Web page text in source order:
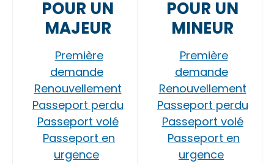
POUR UN
MAJEUR
Première
demande
Renouvellement
Passeport perdu
Passeport volé
Passeport en
urgence
POUR UN
MINEUR
Première
demande
Renouvellement
Passeport perdu
Passeport volé
Passeport en
urgence